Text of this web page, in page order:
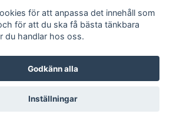
för att anpassa det innehåll som
för att du ska få bästa tänkbara
du handlar hos oss.
Godkänn alla
Inställningar